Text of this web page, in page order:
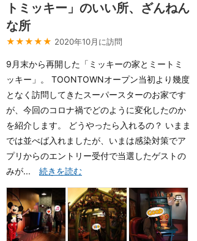
トミッキー」のいい所、ざんねん
な所
★★★★★ 2020年10月に訪問
9月末から再開した「ミッキーの家とミートミ
ッキー」。 TOONTOWNオープン当初より幾度
となく訪問してきたスーパースターのお家です
が、今回のコロナ禍でどのように変化したのか
を紹介します。 どうやったら入れるの？ いまま
では並べば入れましたが、いまは感染対策でア
プリからのエントリー受付で当選したゲストの
みが... 続きを読む